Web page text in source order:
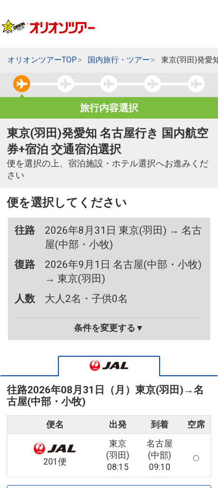
オリオンツアーTOP 国内旅行・ツアー 東京(羽田)発愛
旅行内容選択
東京(羽田)発愛知 名古屋行き 国内航空
券+宿泊 交通宿泊選択
便を選択の上、宿泊施設・ホテル選択へお進みくだ
さい
便を選択してください
往路
2026年8月31日 東京(羽田) → 名古
屋(中部・小牧)
復路
2026年9月1日 名古屋(中部・小牧)
→ 東京(羽田)
人数
大人2名・子供0名
条件を変更する▼
往路2026年08月31日（月） 東京(羽田) →名
古屋(中部・小牧)
便名 出発 到着 空席
201便
東京
(羽田)
08:15
名古屋
(中部)
09:10